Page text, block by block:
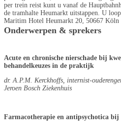
per trein reist kunt u vanaf de
de tramhalte Heumarkt uitstappen. U
Maritim Hotel Heumarkt 20, 50667 Köln
Onderwerpen & sprekers
Acute en chronische nierschade bij
behandelkeuzes in de praktijk
dr. A.P.M. Kerckhoffs, internist-
Jeroen Bosch Ziekenhuis
Farmacotherapie en antipsychotica bij